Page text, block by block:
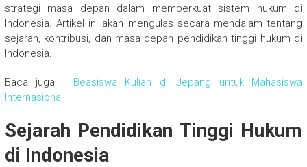
strategi masa depan dalam memperkuat sistem hukum di
Indonesia. Artikel ini akan mengulas secara mendalam tentang
sejarah, kontribusi, dan masa depan pendidikan tinggi hukum di
Indonesia.
Baca juga : Beasiswa Kuliah di Jepang untuk Mahasiswa
Internasional
Sejarah Pendidikan Tinggi Hukum
di Indonesia